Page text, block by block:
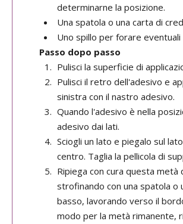
determinarne la posizione.
Una spatola o una carta di
Uno spillo per forare eventuali
Passo dopo passo
Pulisci la superficie di
Pulisci il retro dell'adesivo e
sinistra con il nastro adesivo.
Quando l'adesivo è nella
adesivo dai lati.
Sciogli un lato e piegalo sul
centro. Taglia la pellicola di
Ripiega con cura questa metà
strofinando con una spatola o
basso, lavorando verso il
modo per la metà rimanente,